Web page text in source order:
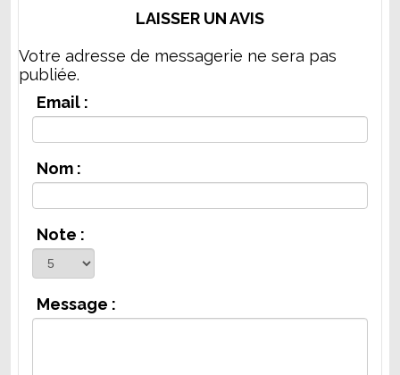
LAISSER UN AVIS
Votre adresse de messagerie ne sera pas
publiée.
Email :
Nom :
Note :
Message :